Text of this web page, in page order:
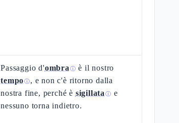
Passaggio d'ombra ⓘ è il nostro
tempoⓘ, e non c'è ritorno dalla
nostra fine, perché è sigillata ⓘ e
nessuno torna indietro.